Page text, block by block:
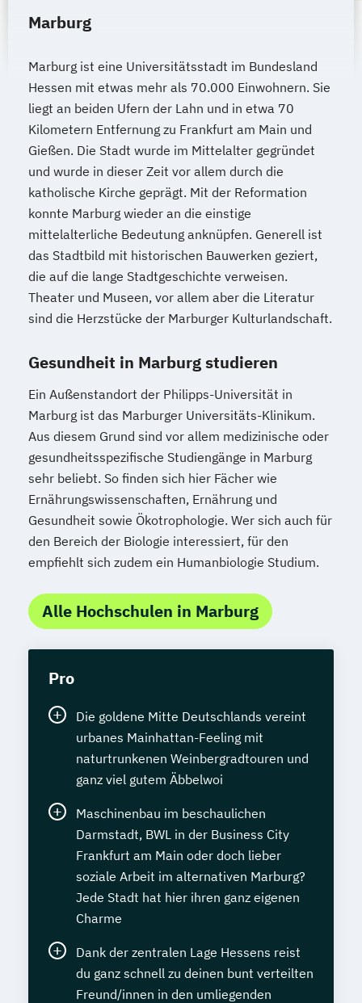
Marburg
Marburg ist eine Universitätsstadt im Bundesland
Hessen mit etwas mehr als 70.000 Einwohnern. Sie
liegt an beiden Ufern der Lahn und in etwa 70
Kilometern Entfernung zu Frankfurt am Main und
Gießen. Die Stadt wurde im Mittelalter gegründet
und wurde in dieser Zeit vor allem durch die
katholische Kirche geprägt. Mit der Reformation
konnte Marburg wieder an die einstige
mittelalterliche Bedeutung anknüpfen. Generell ist
das Stadtbild mit historischen Bauwerken geziert,
die auf die lange Stadtgeschichte verweisen.
Theater und Museen, vor allem aber die Literatur
sind die Herzstücke der Marburger Kulturlandschaft.
Gesundheit in Marburg studieren
Ein Außenstandort der Philipps-Universität in
Marburg ist das Marburger Universitäts-Klinikum.
Aus diesem Grund sind vor allem medizinische oder
gesundheitsspezifische Studiengänge in Marburg
sehr beliebt. So finden sich hier Fächer wie
Ernährungswissenschaften, Ernährung und
Gesundheit sowie Ökotrophologie. Wer sich auch für
den Bereich der Biologie interessiert, für den
empfiehlt sich zudem ein Humanbiologie Studium.
Alle Hochschulen in Marburg
Pro
Die goldene Mitte Deutschlands vereint
urbanes Mainhattan-Feeling mit
naturtrunkenen Weinbergradtouren und
ganz viel gutem Äbbelwoi
Maschinenbau im beschaulichen
Darmstadt, BWL in der Business City
Frankfurt am Main oder doch lieber
soziale Arbeit im alternativen Marburg?
Jede Stadt hat hier ihren ganz eigenen
Charme
Dank der zentralen Lage Hessens reist
du ganz schnell zu deinen bunt verteilten
Freund/innen in den umliegenden